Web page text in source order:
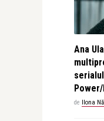
Ana
de Ilona